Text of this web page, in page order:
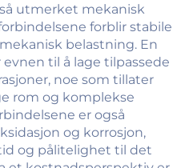
utmerket mekanisk
forblir stabile
belastning. En
til å lage tilpassede
noe som tillater
rom og komplekse
er også
og korrosjon,
og pålitelighet til det